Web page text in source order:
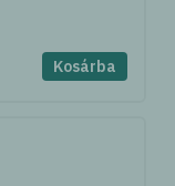
Kosárba